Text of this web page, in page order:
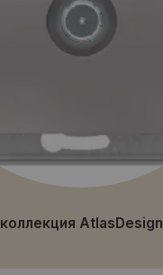
коллекция AtlasDesign